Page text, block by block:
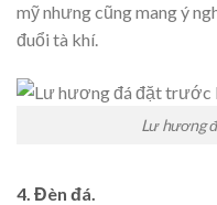
mỹ nhưng cũng mang ý
đuổi tà khí.
Lư hương
4. Đèn đá.